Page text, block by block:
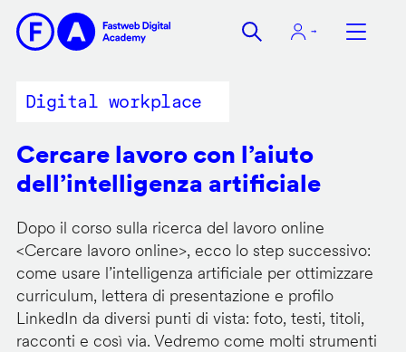
contenuto
Digital workplace
Cercare lavoro con l’aiuto
dell’intelligenza artificiale
Dopo il corso sulla ricerca del lavoro online
<Cercare lavoro online>, ecco lo step successivo:
come usare l’intelligenza artificiale per ottimizzare
curriculum, lettera di presentazione e profilo
LinkedIn da diversi punti di vista: foto, testi, titoli,
racconti e così via. Vedremo come molti strumenti